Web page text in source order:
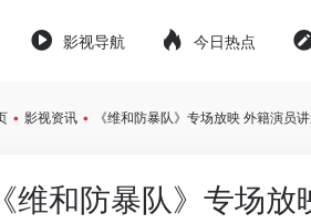
影视导航 今日热点
• 影视资讯 • 《维和防暴队》专场放映 外籍演员
《维和防暴队》专场